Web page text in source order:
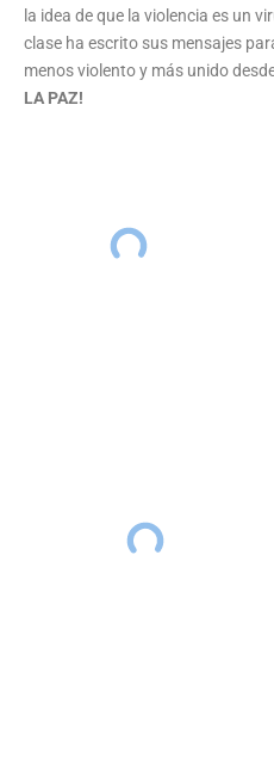
la idea de que la violencia es un
clase ha escrito sus mensajes
menos violento y más unido
LA PAZ!